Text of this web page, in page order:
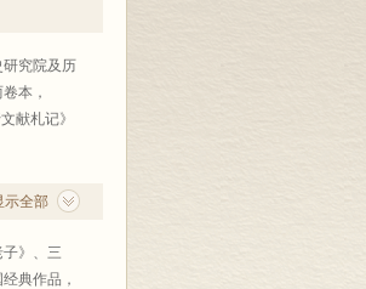
既有关于
究院及历
本，
献札记》
示全部
》、三
典作品，